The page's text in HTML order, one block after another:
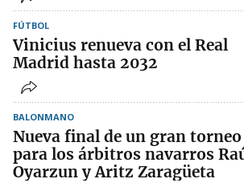
FÚTBOL
Vinicius renueva con el Real
Madrid hasta 2032
BALONMANO
Nueva final de un gran torneo
para los árbitros navarros
Oyarzun y Aritz Zaragüeta